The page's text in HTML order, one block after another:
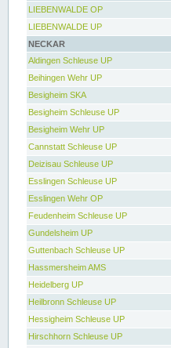
LIEBENWALDE OP
LIEBENWALDE UP
NECKAR
Aldingen Schleuse UP
Beihingen Wehr UP
Besigheim SKA
Besigheim Schleuse UP
Besigheim Wehr UP
Cannstatt Schleuse UP
Deizisau Schleuse UP
Esslingen Schleuse UP
Esslingen Wehr OP
Feudenheim Schleuse UP
Gundelsheim UP
Guttenbach Schleuse UP
Hassmersheim AMS
Heidelberg UP
Heilbronn Schleuse UP
Hessigheim Schleuse UP
Hirschhorn Schleuse UP